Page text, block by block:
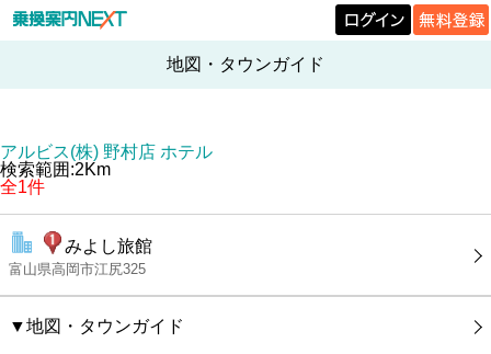
地図・タウンガイド
アルビス(株) 野村店 ホテル
検索範囲:2Km
全1件
みよし旅館
富山県高岡市江尻325
▼地図・タウンガイド